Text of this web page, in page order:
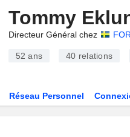
Tommy
Directeur Général chez
52 ans 40 relations
Réseau Personnel